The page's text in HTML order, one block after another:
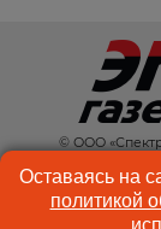
© ООО «Спектр
КУКИ-
Оставаясь на
политикой